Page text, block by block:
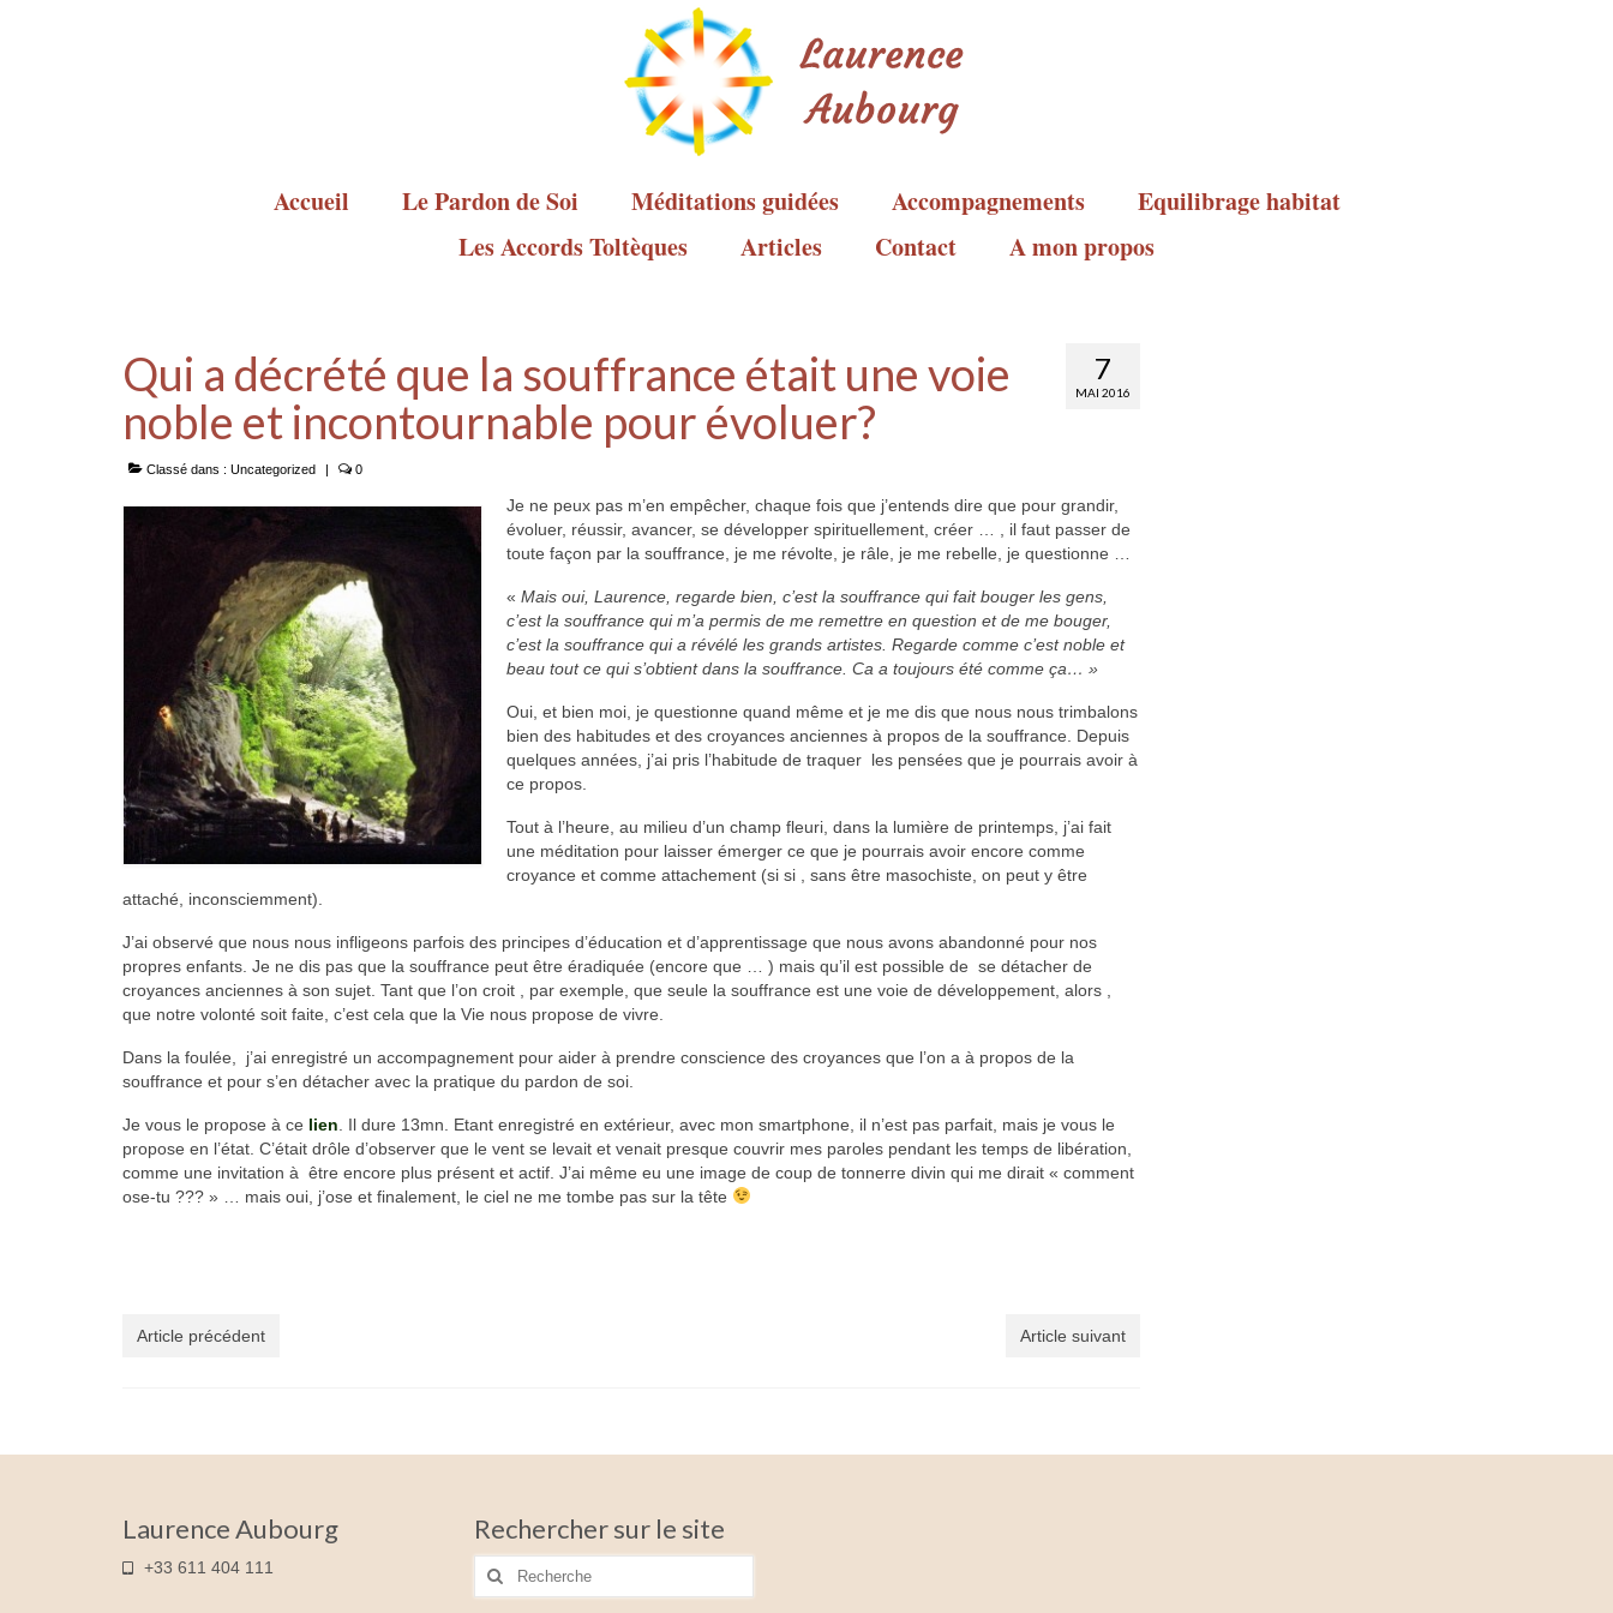
Accueil Le Pardon de Soi Méditations guidées Accompagnements
Equilibrage habitat
Les Accords Toltèques
Articles Contact A mon propos
7
MAI 2016
Qui a décrété que la souffrance était une voie
noble et incontournable pour évoluer?
Classé dans : Uncategorized | 0
Je ne peux pas m’en empêcher, chaque fois que j’entends dire que pour grandir,
évoluer, réussir, avancer, se développer spirituellement, créer … , il faut passer de
toute façon par la souffrance, je me révolte, je râle, je me rebelle, je questionne …
« Mais oui, Laurence, regarde bien, c’est la souffrance qui fait bouger les gens,
c’est la souffrance qui m’a permis de me remettre en question et de me bouger,
c’est la souffrance qui a révélé les grands artistes. Regarde comme c’est noble et
beau tout ce qui s’obtient dans la souffrance. Ca a toujours été comme ça… »
Oui, et bien moi, je questionne quand même et je me dis que nous nous trimbalons
bien des habitudes et des croyances anciennes à propos de la souffrance. Depuis
quelques années, j’ai pris l’habitude de traquer les pensées que je pourrais avoir à
ce propos.
Tout à l’heure, au milieu d’un champ fleuri, dans la lumière de printemps, j’ai fait
une méditation pour laisser émerger ce que je pourrais avoir encore comme
croyance et comme attachement (si si , sans être masochiste, on peut y être
attaché, inconsciemment).
J’ai observé que nous nous infligeons parfois des principes d’éducation et d’apprentissage que nous avons abandonné pour nos
propres enfants. Je ne dis pas que la souffrance peut être éradiquée (encore que … ) mais qu’il est possible de se détacher de
croyances anciennes à son sujet. Tant que l’on croit , par exemple, que seule la souffrance est une voie de développement, alors ,
que notre volonté soit faite, c’est cela que la Vie nous propose de vivre.
Dans la foulée, j’ai enregistré un accompagnement pour aider à prendre conscience des croyances que l’on a à propos de la
souffrance et pour s’en détacher avec la pratique du pardon de soi.
Je vous le propose à ce lien . Il dure 13mn. Etant enregistré en extérieur, avec mon smartphone, il n’est pas parfait, mais je vous le
propose en l’état. C’était drôle d’observer que le vent se levait et venait presque couvrir mes paroles pendant les temps de libération,
comme une invitation à être encore plus présent et actif. J’ai même eu une image de coup de tonnerre divin qui me dirait « comment
ose-tu ??? » … mais oui, j’ose et finalement, le ciel ne me tombe pas sur la tête
Article précédent Article suivant
Laurence Aubourg
+33 611 404 111
Rechercher sur le site
Rechercher